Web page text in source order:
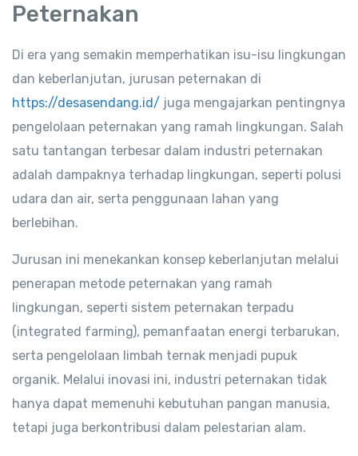
Peternakan
Di era yang semakin memperhatikan isu-isu lingkungan
dan keberlanjutan, jurusan peternakan di
https://desasendang.id/ juga mengajarkan pentingnya
pengelolaan peternakan yang ramah lingkungan. Salah
satu tantangan terbesar dalam industri peternakan
adalah dampaknya terhadap lingkungan, seperti polusi
udara dan air, serta penggunaan lahan yang
berlebihan.
Jurusan ini menekankan konsep keberlanjutan melalui
penerapan metode peternakan yang ramah
lingkungan, seperti sistem peternakan terpadu
(integrated farming), pemanfaatan energi terbarukan,
serta pengelolaan limbah ternak menjadi pupuk
organik. Melalui inovasi ini, industri peternakan tidak
hanya dapat memenuhi kebutuhan pangan manusia,
tetapi juga berkontribusi dalam pelestarian alam.